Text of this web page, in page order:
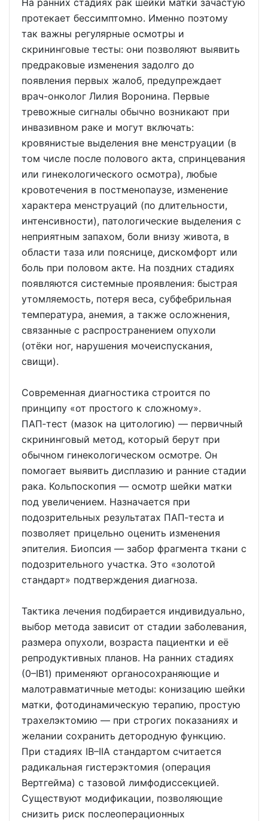
На ранних стадиях рак шейки матки зачастую
протекает бессимптомно. Именно поэтому
так важны регулярные осмотры и
скрининговые тесты: они позволяют выявить
предраковые изменения задолго до
появления первых жалоб, предупреждает
врач-онколог Лилия Воронина. Первые
тревожные сигналы обычно возникают при
инвазивном раке и могут включать:
кровянистые выделения вне менструации (в
том числе после полового акта, спринцевания
или гинекологического осмотра), любые
кровотечения в постменопаузе, изменение
характера менструаций (по длительности,
интенсивности), патологические выделения с
неприятным запахом, боли внизу живота, в
области таза или пояснице, дискомфорт или
боль при половом акте. На поздних стадиях
появляются системные проявления: быстрая
утомляемость, потеря веса, субфебрильная
температура, анемия, а также осложнения,
связанные с распространением опухоли
(отёки ног, нарушения мочеиспускания,
свищи).
Современная диагностика строится по
принципу «от простого к сложному».
ПАП‑тест (мазок на цитологию) — первичный
скрининговый метод, который берут при
обычном гинекологическом осмотре. Он
помогает выявить дисплазию и ранние стадии
рака. Кольпоскопия — осмотр шейки матки
под увеличением. Назначается при
подозрительных результатах ПАП‑теста и
позволяет прицельно оценить изменения
эпителия. Биопсия — забор фрагмента ткани с
подозрительного участка. Это «золотой
стандарт» подтверждения диагноза.
Тактика лечения подбирается индивидуально,
выбор метода зависит от стадии заболевания,
размера опухоли, возраста пациентки и её
репродуктивных планов. На ранних стадиях
(0–IB1) применяют органосохраняющие и
малотравматичные методы: конизацию шейки
матки, фотодинамическую терапию, простую
трахелэктомию — при строгих показаниях и
желании сохранить детородную функцию.
При стадиях IB–IIA стандартом считается
радикальная гистерэктомия (операция
Вертгейма) с тазовой лимфодиссекцией.
Существуют модификации, позволяющие
снизить риск послеоперационных